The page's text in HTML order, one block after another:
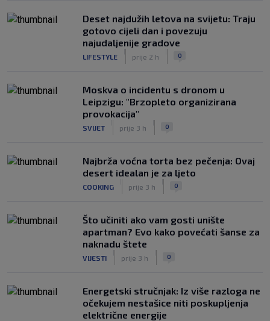
Deset najdužih letova na svijetu: Traju
gotovo cijeli dan i povezuju
najudaljenije gradove
LIFESTYLE prije 2 h 0
Moskva o incidentu s dronom u
Leipzigu: "Brzopleto organizirana
provokacija"
SVIJET prije 3 h 0
Najbrža voćna torta bez pečenja: Ovaj
desert idealan je za ljeto
COOKING prije 3 h 0
Što učiniti ako vam gosti unište
apartman? Evo kako povećati šanse za
naknadu štete
VIJESTI prije 3 h 0
Energetski stručnjak: Iz više razloga ne
očekujem nestašice niti poskupljenja
električne energije